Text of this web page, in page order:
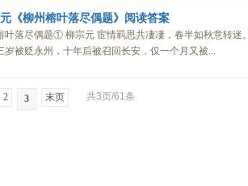
《柳州榕叶落尽偶题》阅读答案
叶落尽偶题① 柳宗元 宦情羁思共凄凄，春半如秋意转
岁被贬永州，十年后被召回长安，仅一个月又被...
共3页/61条
2 3 末页